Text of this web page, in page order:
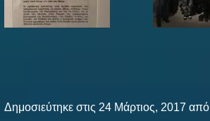
Δημοσιεύτηκε στις 24 Μάρτιος, 2017 από